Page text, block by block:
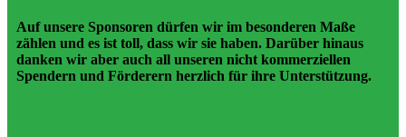
Auf unsere Sponsoren dürfen wir im besonderen Maße
zählen und es ist toll, dass wir sie haben. Darüber hinaus
danken wir aber auch all unseren nicht kommerziellen
Spendern und Förderern herzlich für ihre Unterstützung.